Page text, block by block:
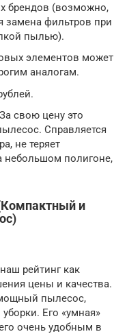
брендов (возможно,
замена фильтров при
пылью).
элементов может
аналогам.
свою цену это
Справляется
не теряет
небольшом полигоне,
и
рейтинг как
цены и качества.
пылесос,
Его «умная»
очень удобным в